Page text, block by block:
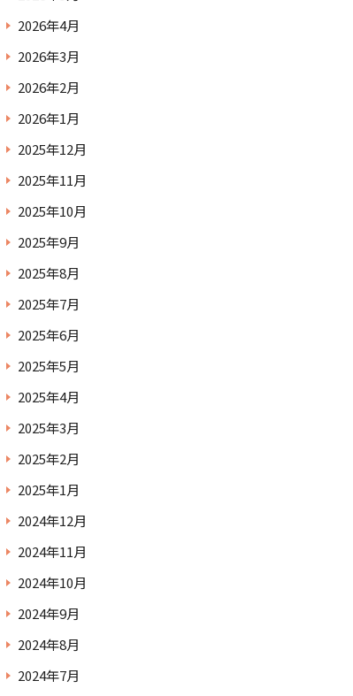
2026年4月
2026年3月
2026年2月
2026年1月
2025年12月
2025年11月
2025年10月
2025年9月
2025年8月
2025年7月
2025年6月
2025年5月
2025年4月
2025年3月
2025年2月
2025年1月
2024年12月
2024年11月
2024年10月
2024年9月
2024年8月
2024年7月